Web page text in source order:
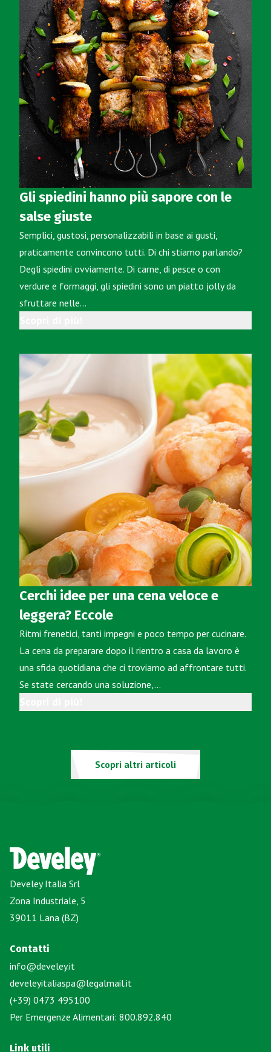
Gli spiedini hanno più sapore con le
salse giuste
Semplici, gustosi, personalizzabili in base ai gusti,
praticamente convincono tutti. Di chi stiamo parlando?
Degli spiedini ovviamente. Di carne, di pesce o con
verdure e formaggi, gli spiedini sono un piatto jolly da
sfruttare nelle…
Cerchi idee per una cena veloce e
leggera? Eccole
Ritmi frenetici, tanti impegni e poco tempo per cucinare.
La cena da preparare dopo il rientro a casa da lavoro è
una sfida quotidiana che ci troviamo ad affrontare tutti.
Se state cercando una soluzione,…
Scopri altri articoli
Develey Italia Srl
Zona Industriale, 5
39011 Lana (BZ)
Contatti
info@develey.it
develeyitaliaspa@legalmail.it
(+39) 0473 495100
Per Emergenze Alimentari: 800.892.840
Link utili